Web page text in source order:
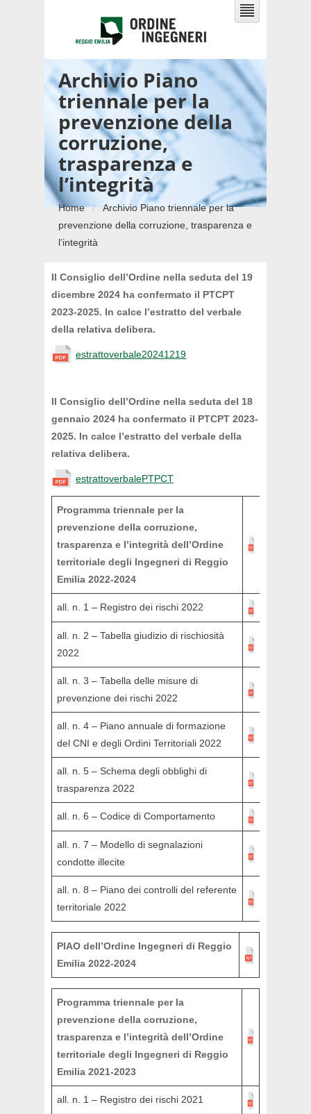
Archivio Piano
triennale per la
prevenzione della
corruzione,
trasparenza e
l’integrità
Home
Archivio Piano triennale per la
prevenzione della corruzione, trasparenza e
l’integrità
Il Consiglio dell’Ordine nella seduta del 19
dicembre 2024 ha confermato il PTCPT
2023-2025. In calce l’estratto del verbale
della relativa delibera.
estrattoverbale20241219
Il Consiglio dell’Ordine nella seduta del 18
gennaio 2024 ha confermato il PTCPT 2023-
2025. In calce l’estratto del verbale della
relativa delibera.
estrattoverbalePTPCT
Programma triennale per la
prevenzione della corruzione,
trasparenza e l’integrità dell’Ordine
territoriale degli Ingegneri di Reggio
Emilia 2022-2024
all. n. 1 – Registro dei rischi 2022
all. n. 2 – Tabella giudizio di rischiosità
2022
all. n. 3 – Tabella delle misure di
prevenzione dei rischi 2022
all. n. 4 – Piano annuale di formazione
del CNI e degli Ordini Territoriali 2022
all. n. 5 – Schema degli obblighi di
trasparenza 2022
all. n. 6 – Codice di Comportamento
all. n. 7 – Modello di segnalazioni
condotte illecite
all. n. 8 – Piano dei controlli del referente
territoriale 2022
PIAO dell’Ordine Ingegneri di Reggio
Emilia 2022-2024
Programma triennale per la
prevenzione della corruzione,
trasparenza e l’integrità dell’Ordine
territoriale degli Ingegneri di Reggio
Emilia 2021-2023
all. n. 1 – Registro dei rischi 2021